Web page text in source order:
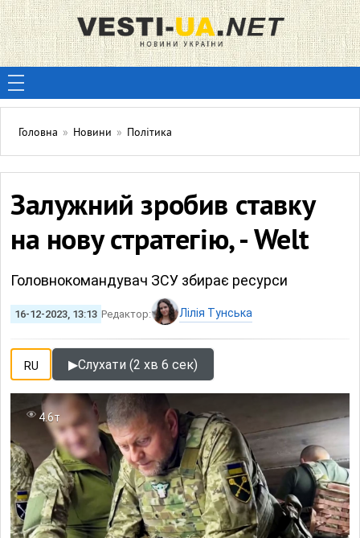
Головна » Новини » Політика
Залужний зробив ставку
на нову стратегію, - Welt
Головнокомандувач ЗСУ збирає ресурси
16-12-2023, 13:13 Редактор: Лілія Тунська
RU ▶Слухати (2 хв 6 сек)
4.6т